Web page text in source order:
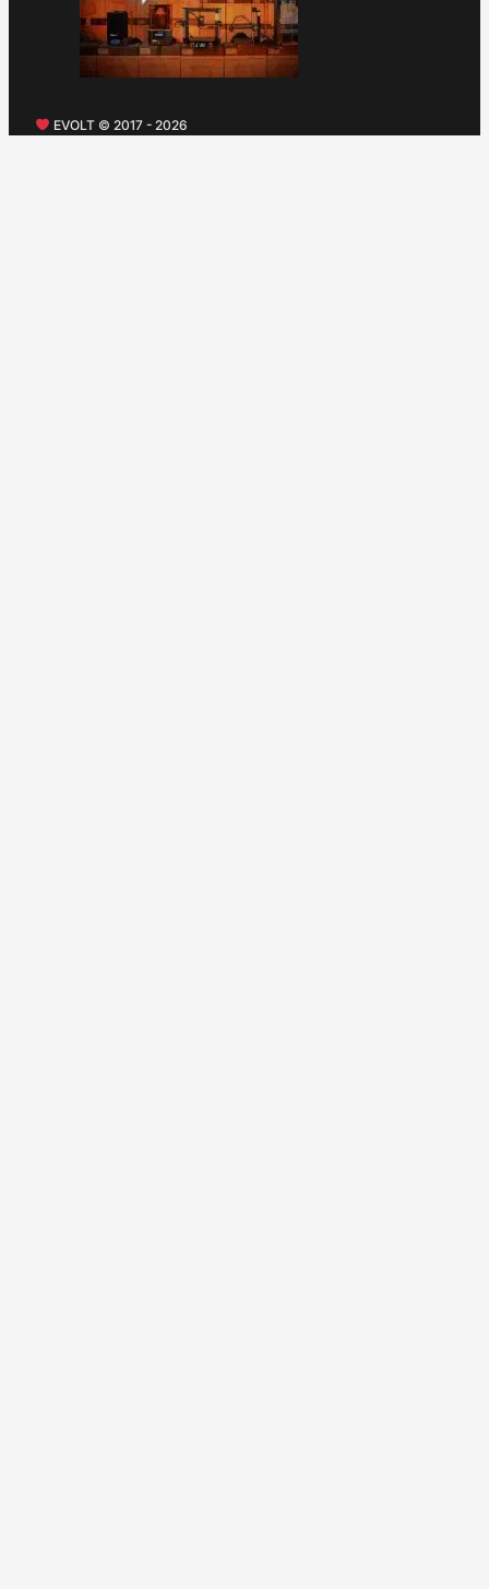
EVOLT © 2017 - 2026